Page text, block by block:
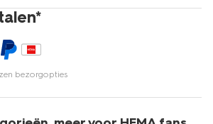
bezorgopties